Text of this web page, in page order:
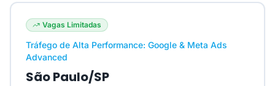
Vagas Limitadas
Tráfego de Alta Performance: Google & Meta Ads
Advanced
São Paulo/SP